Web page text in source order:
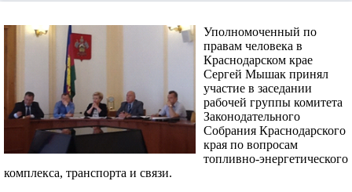
Уполномоченный по
правам человека в
Краснодарском крае
Сергей Мышак принял
участие в заседании
рабочей группы комитета
Законодательного
Собрания Краснодарского
края по вопросам
топливно-энергетического
комплекса, транспорта и связи.